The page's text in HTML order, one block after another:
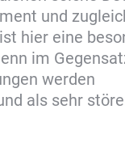
und
hier eine
im
werden
als sehr